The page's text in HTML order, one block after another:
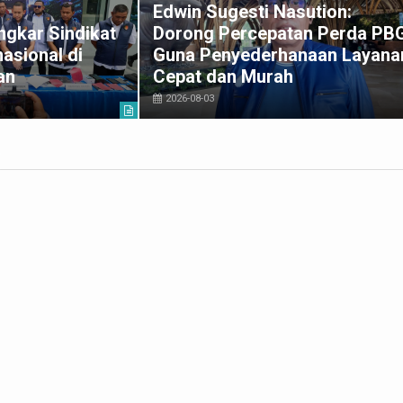
Sindikat
di
Edwin Sugesti Nasution:
Dorong Percepatan Perda
Guna Penyederhanaan
Cepat dan Murah
2026-08-03